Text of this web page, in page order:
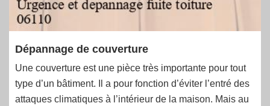
Dépannage de couverture
Une couverture est une pièce très importante pour tout
type d’un bâtiment. Il a pour fonction d’éviter l’entré des
attaques climatiques à l’intérieur de la maison. Mais au